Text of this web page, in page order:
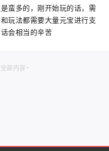
蛮多的，刚开始玩的话，需
玩法都需要大量元宝进行支
会相当的辛苦
部内容~